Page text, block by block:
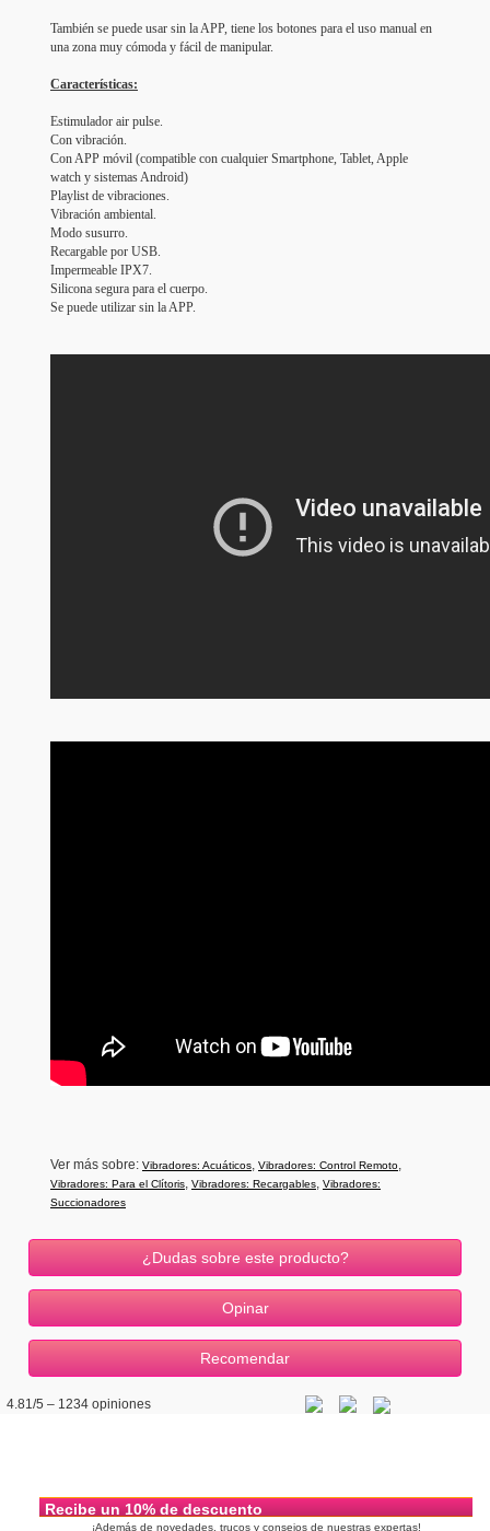
También se puede usar sin la APP, tiene los botones para el uso manual en
una zona muy cómoda y fácil de manipular.
Características:
Estimulador air pulse.
Con vibración.
Con APP móvil (compatible con cualquier Smartphone, Tablet, Apple
watch y sistemas Android)
Playlist de vibraciones.
Vibración ambiental.
Modo susurro.
Recargable por USB.
Impermeable IPX7.
Silicona segura para el cuerpo.
Se puede utilizar sin la APP.
Ver más sobre: Vibradores: Acuáticos, Vibradores: Control Remoto,
Vibradores: Para el Clítoris, Vibradores: Recargables, Vibradores:
Succionadores
¿Dudas sobre este producto?
4.81/5 – 1234 opiniones
Recibe un 10% de descuento
¡Además de novedades, trucos y consejos de nuestras expertas!